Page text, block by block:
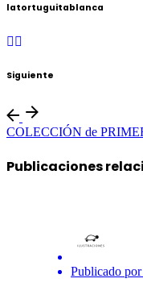
latortuguitablanca
Siguiente
COLECCIÓN de
Publicaciones
Publicado por